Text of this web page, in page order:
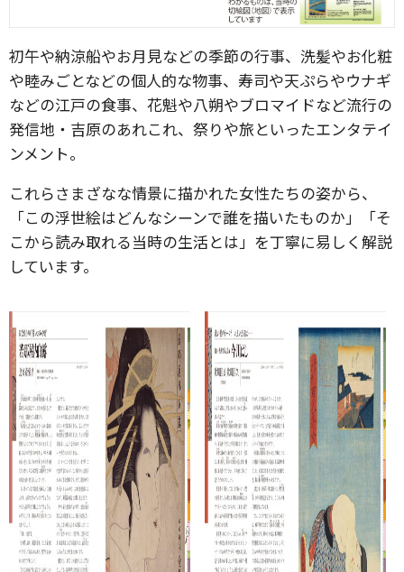
初午や納涼船やお月見などの季節の行事、洗髪やお化粧
や睦みごとなどの個人的な物事、寿司や天ぷらやウナギ
などの江戸の食事、花魁や八朔やブロマイドなど流行の
発信地・吉原のあれこれ、祭りや旅といったエンタテイ
ンメント。
これらさまざなな情景に描かれた女性たちの姿から、
「この浮世絵はどんなシーンで誰を描いたものか」「そ
こから読み取れる当時の生活とは」を丁寧に易しく解説
しています。